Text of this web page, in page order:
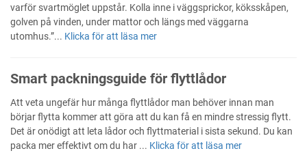
varför svartmöglet uppstår. Kolla inne i väggsprickor, köksskåpen,
golven på vinden, under mattor och längs med väggarna
utomhus.”... Klicka för att läsa mer
Smart packningsguide för flyttlådor
Att veta ungefär hur många flyttlådor man behöver innan man
börjar flytta kommer att göra att du kan få en mindre stressig flytt.
Det är onödigt att leta lådor och flyttmaterial i sista sekund. Du kan
packa mer effektivt om du har ... Klicka för att läsa mer